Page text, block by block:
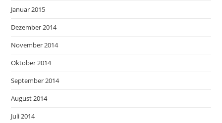
Januar 2015
Dezember 2014
November 2014
Oktober 2014
September 2014
August 2014
Juli 2014